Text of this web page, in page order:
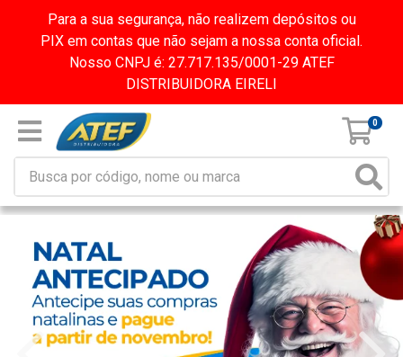
Para a sua segurança, não realizem depósitos ou
PIX em contas que não sejam a nossa conta oficial.
Nosso CNPJ é: 27.717.135/0001-29 ATEF
DISTRIBUIDORA EIRELI
0